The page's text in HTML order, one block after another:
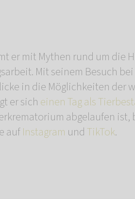
er mit Mythen rund um die
Mit seinem Besuch
in die Möglichkeiten der
er sich einen Tag als
abgelaufen ist,
aufInstagram undTikTok.